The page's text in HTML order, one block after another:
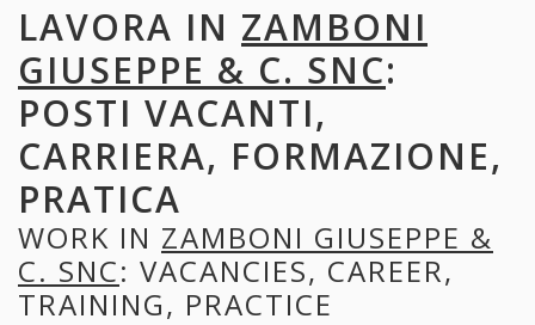
LAVORA IN ZAMBONI
GIUSEPPE & C. SNC:
POSTI VACANTI,
CARRIERA, FORMAZIONE,
PRATICA
WORK IN ZAMBONI GIUSEPPE &
C. SNC: VACANCIES, CAREER,
TRAINING, PRACTICE